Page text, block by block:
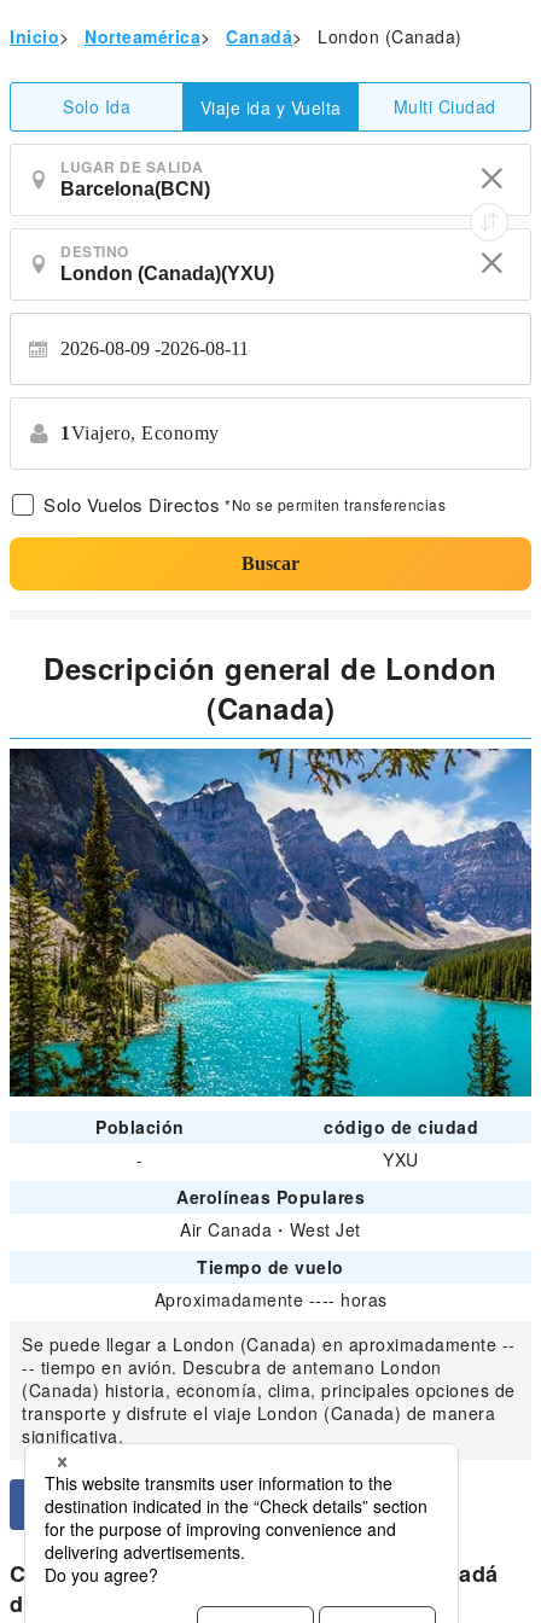
Inicio> Norteamérica> Canadá> London (Canada)
Solo Ida Viaje ida y Vuelta Multi Ciudad
LUGAR DE SALIDA
DESTINO
2026-08-09 2026-08-11
1Viajero, Economy
Solo Vuelos Directos *No se permiten transferencias
Buscar
Descripción general de London
(Canada)
Población
código de ciudad
-
YXU
Aerolíneas Populares
Air Canada ・ West Jet
Tiempo de vuelo
Aproximadamente ---- horas
Se puede llegar a London (Canada) en aproximadamente --
-- tiempo en avión. Descubra de antemano London
(Canada) historia, economía, clima, principales opciones de
transporte y disfrute el viaje London (Canada) de manera
significativa.
Compara los precios más bajos para Canadá
doméstico de London (Canada)